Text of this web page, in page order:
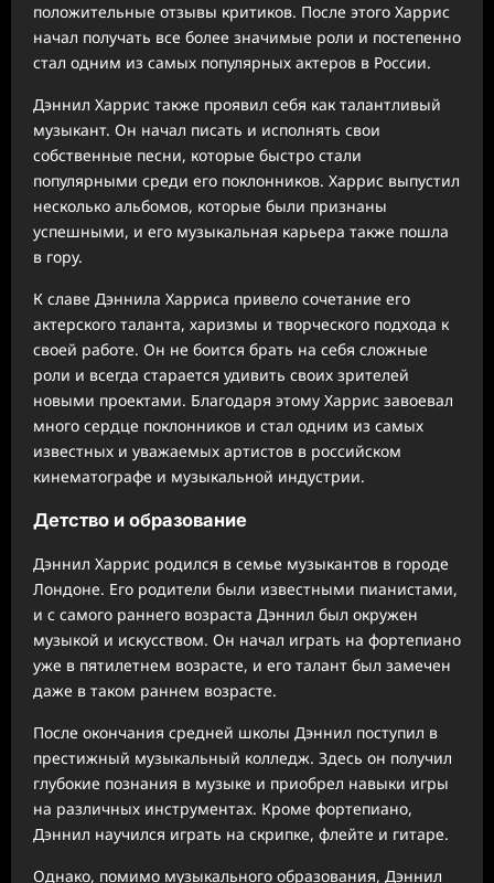
положительные отзывы критиков. После этого Харрис
начал получать все более значимые роли и постепенно
стал одним из самых популярных актеров в России.
Дэннил Харрис также проявил себя как талантливый
музыкант. Он начал писать и исполнять свои
собственные песни, которые быстро стали
популярными среди его поклонников. Харрис выпустил
несколько альбомов, которые были признаны
успешными, и его музыкальная карьера также пошла
в гору.
К славе Дэннила Харриса привело сочетание его
актерского таланта, харизмы и творческого подхода к
своей работе. Он не боится брать на себя сложные
роли и всегда старается удивить своих зрителей
новыми проектами. Благодаря этому Харрис завоевал
много сердце поклонников и стал одним из самых
известных и уважаемых артистов в российском
кинематографе и музыкальной индустрии.
Детство и образование
Дэннил Харрис родился в семье музыкантов в городе
Лондоне. Его родители были известными пианистами,
и с самого раннего возраста Дэннил был окружен
музыкой и искусством. Он начал играть на фортепиано
уже в пятилетнем возрасте, и его талант был замечен
даже в таком раннем возрасте.
После окончания средней школы Дэннил поступил в
престижный музыкальный колледж. Здесь он получил
глубокие познания в музыке и приобрел навыки игры
на различных инструментах. Кроме фортепиано,
Дэннил научился играть на скрипке, флейте и гитаре.
Однако, помимо музыкального образования, Дэннил